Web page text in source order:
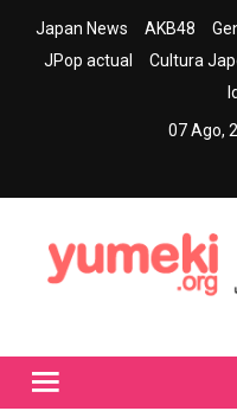
Japan News AKB48
JPop actual
Cultura
07 Ago,